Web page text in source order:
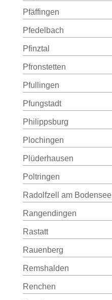
Pfäffingen
Pfedelbach
Pfinztal
Pfronstetten
Pfullingen
Pfungstadt
Philippsburg
Plochingen
Plüderhausen
Poltringen
Radolfzell am Bodensee
Rangendingen
Rastatt
Rauenberg
Remshalden
Renchen